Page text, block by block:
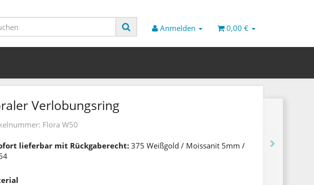
Anmelden 0,00 €
Verlobungsring
Flora W50
lieferbar mit Rückgaberecht: 375 Weißgold / Moissanit 5mm /